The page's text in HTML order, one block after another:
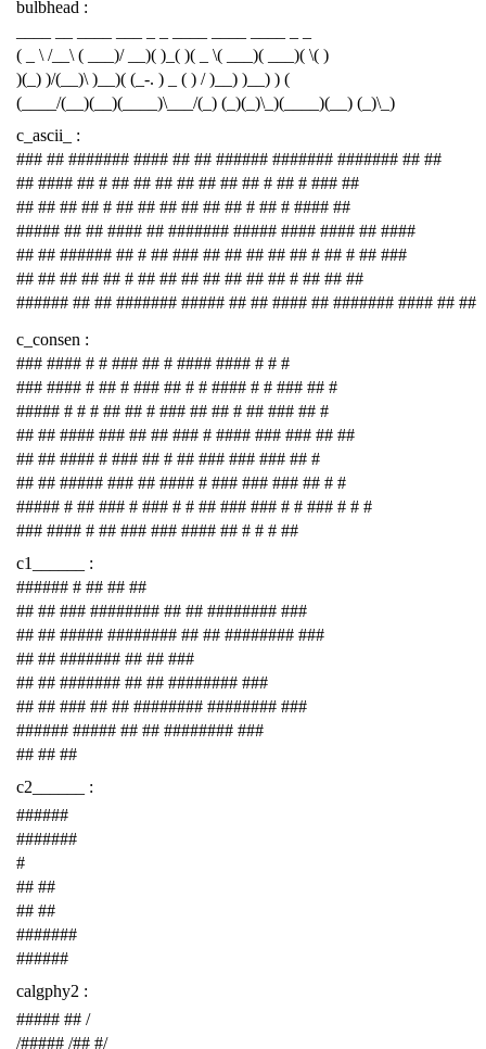
bulbhead :
( _ \ /__\ ( ___)/ __)( )_( )( _ \( ___)( ___)( \( )
)(_) )/(__)\ )__)( (_-. ) _ ( ) / )__) )__) ) (
(____/(__)(__)(____)\___/(_) (_)(_)\_)(____)(__) (_)\_)
c_ascii_ :
### ## ####### #### ## ## ###### ####### ####### ## ##
## #### ## # ## ## ## ## ## ## ## # ## # ### ##
## ## ## ## # ## ## ## ## ## ## # ## # #### ##
##### ## ## #### ## ####### ##### #### #### ## ####
## ## ###### ## # ## ### ## ## ## ## ## # ## # ## ###
## ## ## ## ## # ## ## ## ## ## ## ## # ## ## ##
###### ## ## ####### ##### ## ## #### ## ####### #### ## ##
c_consen :
### #### # # ### ## # #### #### # # #
### #### # ## # ### ## # # #### # # ### ## #
##### # # # ## ## # ### ## ## # ## ### ## #
## ## #### ### ## ## ### # #### ### ### ## ##
## ## #### # ### ## # ## ### ### ### ## #
## ## ##### ### ## #### # ### ### ### ## # #
##### # ## ### # ### # # ## ### ### # # ### # # #
### #### # ## ### ### #### ## # # # ##
c1______ :
###### # ## ## ##
## ## ### ######## ## ## ######## ###
## ## ##### ######## ## ## ######## ###
## ## ####### ## ## ###
## ## ####### ## ## ######## ###
## ## ### ## ## ######## ######## ###
###### ##### ## ## ######## ###
## ## ##
c2______ :
######
#######
#
## ##
## ##
#######
######
calgphy2 :
##### ## /
/##### /## #/